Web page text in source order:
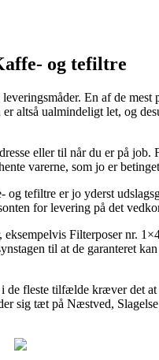
og tefiltre
En af de
altså ualmindeligt let, og
eller til når du er på
varerne, som jo er
tefiltre er jo yderst
for levering på det
Filterposer nr.
til at de garanteret
fleste tilfælde kræver det
sig tæt på Næstved,